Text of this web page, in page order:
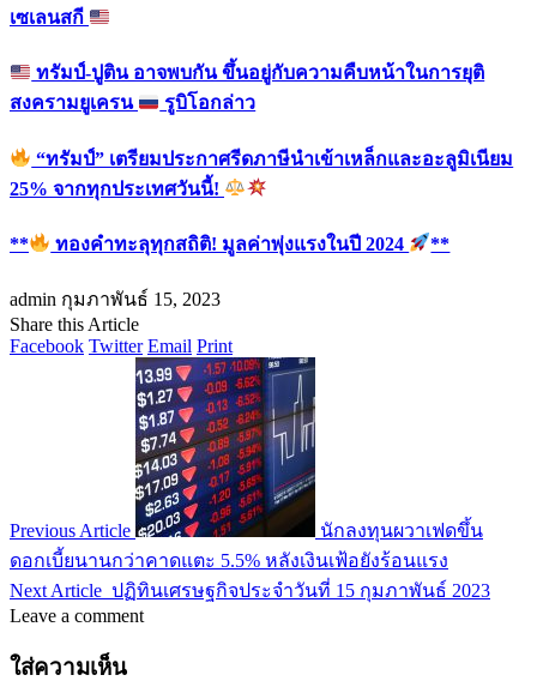
เซเลนสกี
ทรัมป์-ปูติน อาจพบกัน ขึ้นอยู่กับความคืบหน้าในการยุติ
สงครามยูเครน
รูบิโอกล่าว
“ทรัมป์” เตรียมประกาศรีดภาษีนำเข้าเหล็กและอะลูมิเนียม
25% จากทุกประเทศวันนี้!
** ทองคำทะลุทุกสถิติ! มูลค่าพุ่งแรงในปี 2024 **
admin กุมภาพันธ์ 15, 2023
Share this Article
Facebook Twitter Email Print
Previous Article
นักลงทุนผวาเฟดขึ้น
ดอกเบี้ยนานกว่าคาดแตะ 5.5% หลังเงินเฟ้อยังร้อนแรง
Next Article ปฏิทินเศรษฐกิจประจำวันที่ 15 กุมภาพันธ์ 2023
Leave a comment
ใส่ความเห็น